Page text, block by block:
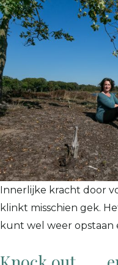
Innerlijke kracht door
klinkt misschien gek.
kunt wel weer opstaan